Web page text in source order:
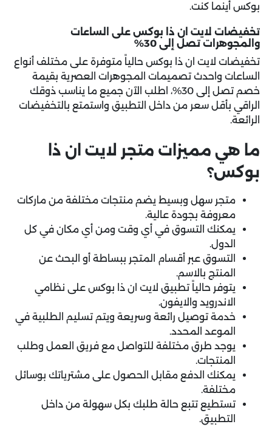
بوكس أينما كنت.
تخفيضات لايت ان ذا بوكس على الساعات
والمجوهرات تصل إلى 30%
تخفيضات لايت ان ذا بوكس حالياً متوفرة على مختلف أنواع
الساعات واحدث تصميمات المجوهرات العصرية بقيمة
خصم تصل إلى 30%، اطلب الآن جميع ما يناسب ذوقك
الراقي بأقل سعر من داخل التطبيق واستمتع بالتخفيضات
الرائعة.
ما هي مميزات متجر لايت ان ذا
بوكس؟
متجر سهل وبسيط يضم منتجات مختلفة من ماركات
معروفة بجودة عالية.
يمكنك التسوق في أي وقت ومن أي مكان في كل
الدول.
التسوق عبر أقسام المتجر ببساطة أو البحث عن
المنتج بالاسم.
يتوفر حالياً تطبيق لايت ان ذا بوكس على نظامي
الاندرويد والايفون.
خدمة توصيل رائعة وسريعة ويتم تسليم الطلبية في
الموعد المحدد.
يوجد طرق مختلفة للتواصل مع فريق العمل وطلب
المنتجات.
يمكنك الدفع مقابل الحصول على مشترياتك بوسائل
مختلفة.
تستطيع تتبع حالة طلبك بكل سهولة من داخل
التطبيق.